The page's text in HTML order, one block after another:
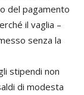
del pagamento
il vaglia –
senza la
stipendi non
di modesta